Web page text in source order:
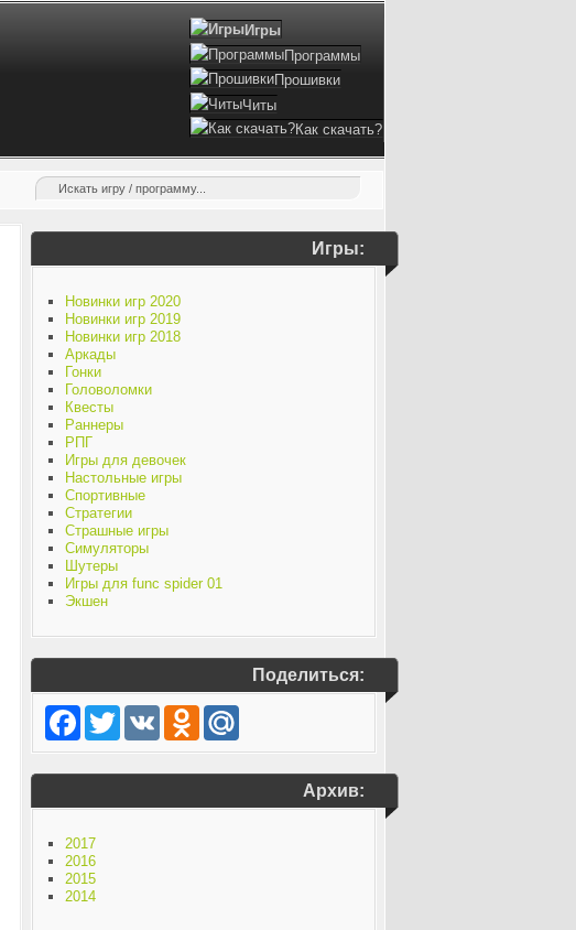
Игры
Программы
Прошивки
Читы
Как скачать?
Игры:
Новинки игр 2020
Новинки игр 2019
Новинки игр 2018
Аркады
Гонки
Головоломки
Квесты
Раннеры
РПГ
Игры для девочек
Настольные игры
Спортивные
Стратегии
Страшные игры
Симуляторы
Шутеры
Игры для func spider 01
Экшен
Поделиться:
FacebookTwitter VK Odnoklassniki
Архив:
2017
2016
2015
2014